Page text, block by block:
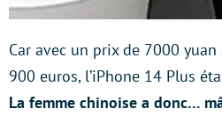
Car avec un prix de 7000
900 euros, l’iPhone 14 Plus
La femme chinoise a donc…